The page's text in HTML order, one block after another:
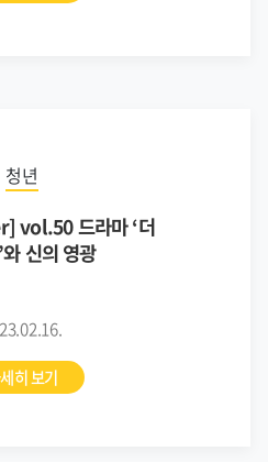
청년
vol.50 드라마 ‘더
신의 영광
히 보기